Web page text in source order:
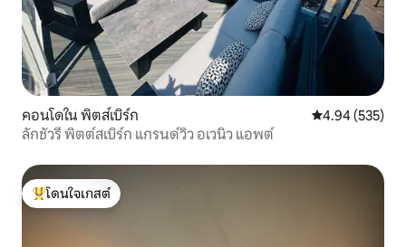
คอนโดใน พิตส์เบิร์ก คะแนนเฉลี่ย
4.94 (535)
ลักชัวรี่ พิตต์สเบิร์ก แกรนด์วิว อเวนิว แอพต์
โดนใจเกสต์ที่สุด
โดนใจเกสต์